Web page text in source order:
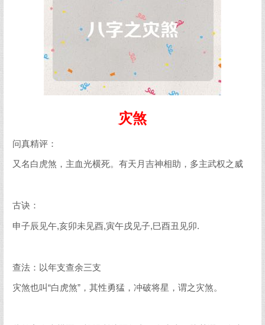
灾煞
问真精评：
又名白虎煞，主血光横死。有天月吉神相助，多主武权之威
古诀：
申子辰见午,亥卯未见酉,寅午戌见子,巳酉丑见卯.
查法：以年支查余三支
灾煞也叫“白虎煞”，其性勇猛，冲破将星，谓之灾煞。